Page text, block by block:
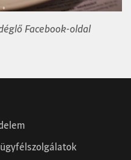
Facebook-oldal